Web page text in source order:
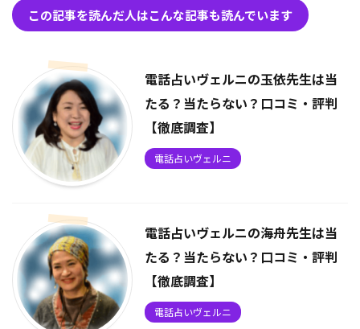
この記事を読んだ人はこんな記事も読んでいます
電話占いヴェルニの玉依先生は当
たる？当たらない？口コミ・評判
【徹底調査】
電話占いヴェルニ
電話占いヴェルニの海舟先生は当
たる？当たらない？口コミ・評判
【徹底調査】
電話占いヴェルニ